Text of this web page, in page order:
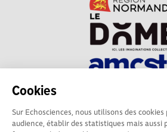
Cookies
Sur Echosciences, nous utilisons des
audience, établir des statistiques mais aussi
technique et du dialogue science-
cogito-normandie.fr est membre du